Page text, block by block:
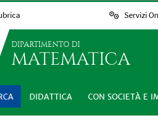
Servizi
DIPARTIMENTO DI
MATEMATICA
DIDATTICA CON SOCIETÀ E